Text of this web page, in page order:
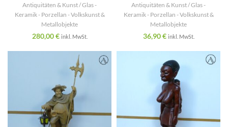
Antiquitäten & Kunst / Glas -
Keramik - Porzellan - Volkskunst &
Metallobjekte
280,00€ inkl. MwSt.
Antiquitäten & Kunst / Glas -
Keramik - Porzellan - Volkskunst &
Metallobjekte
36,90€ inkl. MwSt.